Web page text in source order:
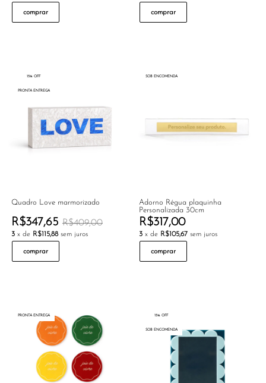
comprar comprar
15% OFF
PRONTA ENTREGA
Quadro Love marmorizado
R$347,65 R$409,00
3 x de R$115,88 sem juros
comprar
SOB ENCOMENDA
Adorno Régua plaquinha
Personalizada 30cm
R$317,00
3 x de R$105,67 sem juros
comprar
PRONTA ENTREGA 15% OFF
SOB ENCOMENDA